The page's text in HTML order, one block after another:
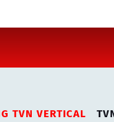
TVN VERTICAL